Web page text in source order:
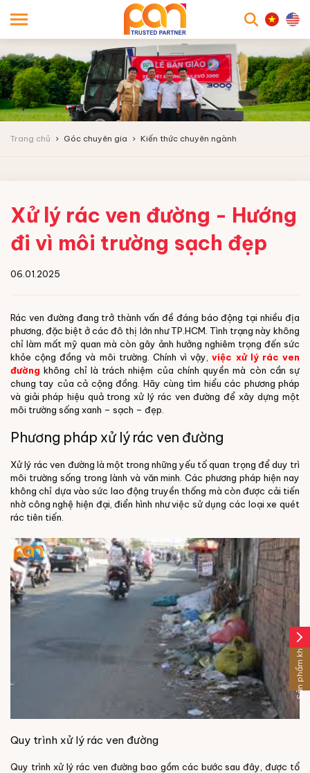
Trang chủ Góc chuyên gia Kiến thức chuyên ngành
Xử lý rác ven đường - Hướng
đi vì môi trường sạch đẹp
06.01.2025
Rác ven đường đang trở thành vấn đề đáng báo động tại nhiều địa
phương, đặc biệt ở các đô thị lớn như TP.HCM. Tình trạng này không
chỉ làm mất mỹ quan mà còn gây ảnh hưởng nghiêm trọng đến sức
khỏe cộng đồng và môi trường. Chính vì vậy,việc xử lý rác ven
đườngkhông chỉ là trách nhiệm của chính quyền mà còn cần sự
chung tay của cả cộng đồng. Hãy cùng tìm hiểu các phương pháp
và giải pháp hiệu quả trong xử lý rác ven đường để xây dựng một
môi trường sống xanh – sạch – đẹp.
Phương pháp xử lý rác ven đường
Xử lý rác ven đường là một trong những yếu tố quan trọng để duy trì
môi trường sống trong lành và văn minh. Các phương pháp hiện nay
không chỉ dựa vào sức lao động truyền thống mà còn được cải tiến
nhờ công nghệ hiện đại, điển hình như việc sử dụng các loại xe quét
rác tiên tiến.
Quy trình xử lý rác ven đường
Quy trình xử lý rác ven đường bao gồm các bước sau đây, được tổ
arrow_forward_ios
Sản phẩm khác